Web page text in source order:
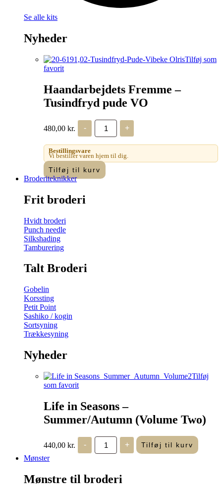
Se alle kits
Nyheder
Tilføj som
favorit
Haandarbejdets Fremme –
Tusindfryd pude VO
480,00 kr. -
Haandarbejdets
Fremme
-
Tusindfryd
pude
VO
antal
+
Bestillingsvare
Vi bestiller varen hjem til dig.
Tilføj til kurv
Broderiteknikker
Frit broderi
Hvidt broderi
Punch needle
Silkshading
Tamburering
Talt Broderi
Gobelin
Korssting
Petit Point
Sashiko / kogin
Sortsyning
Trækkesyning
Nyheder
Tilføj
som favorit
Life in Seasons –
Summer/Autumn (Volume Two)
440,00 kr. -
Life
Seasons
(Volume
+ Tilføj til kurv
Mønster
Mønstre til broderi